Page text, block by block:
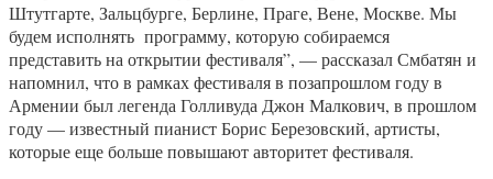
Штутгарте, Зальцбурге, Берлине, Праге, Вене, Москве. Мы
будем исполнять программу, которую собираемся
представить на открытии фестиваля”, — рассказал Смбатян и
напомнил, что в рамках фестиваля в позапрошлом году в
Армении был легенда Голливуда Джон Малкович, в прошлом
году — известный пианист Борис Березовский, артисты,
которые еще больше повышают авторитет фестиваля.